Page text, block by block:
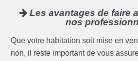
Les avantages de faire
nos
Que votre habitation soit mise en
non, il reste important de vous